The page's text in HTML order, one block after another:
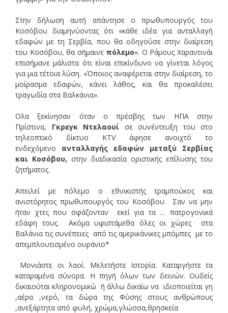
Στην δήλωση αυτή απάντησε ο πρωθυπουργός του
Κοσόβου διαμηνύοντας ότι «κάθε ιδέα για ανταλλαγή
εδαφών με τη Σερβία, που θα οδηγούσε στην διαίρεση
του Κοσόβου, θα σήμαινε πόλεμο». Ο Ράμους Χαραντινάι
επισήμανε μάλιστα ότι είναι επικίνδυνο να γίνεται λόγος
για μια τέτοια λύση. «Όποιος αναφέρεται στην διαίρεση, το
μοίρασμα εδαφών, κάνει λάθος, και θα προκαλέσει
τραγωδία στα Βαλκάνια».
Ολα ξεκίνησαν όταν ο πρέσβης των ΗΠΑ στην
Πρίστινα, Γκρεγκ Ντελαουί σε συνέντευξη του στο
τηλεοπτικό δίκτυο KTV άφησε ανοιχτό το
ενδεχόμενο ανταλλαγής εδαφών μεταξύ Σερβίας
και Κοσόβου, στην διαδικασία οριστικής επίλυσης του
ζητήματος.
Απειλεί με πόλεμο ο εθνικιστής τραμπούκος και
ανιστόρητος πρωθυπουργός του Κοσόβου. Σαν να μην
ήταν χτες που σφάζονταν εκεί για τα … πατρογονικά
εδάφη τους. Ακόμα υφιστάμεθα όλες οι χώρες στα
Βαλάνια τις συνέπειες από τις αμερικάνικες μπόμπες με το
απεμπλουτισμένο ουράνιο*
Μονιάστε οι λαοί. Μελετήστε Ιστορία. Καταργήστε τα
καταραμένα σύνορα. Η πηγή όλων των δεινών. Ουδείς
δικαιούται κληρονομικώ ή άλλω δικαίω να ιδιοποιείται γη
,αέρα ,νερό, τα δώρα της Φύσης στους ανθρώπους
,ανεξάρτητα από φυλή, χρώμα,γλώσσα,θρησκεία